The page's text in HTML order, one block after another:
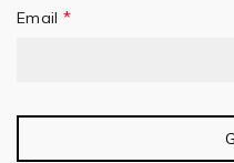
Email *